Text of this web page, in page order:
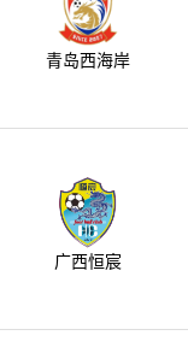
青岛西海岸
广西恒宸